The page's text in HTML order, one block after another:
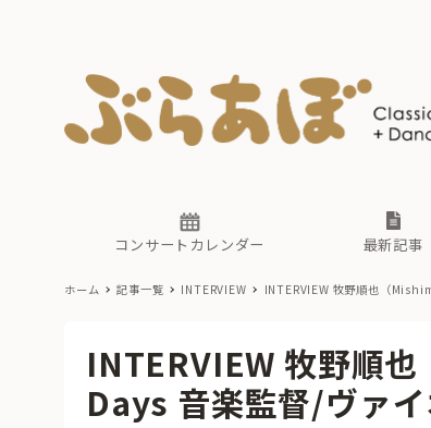
コンサートカレンダー 最新記事
あ
あ
ホーム 記事一覧 INTERVIEW INTERVIEW 牧野順也（
INTERVIEW 牧野順
Days 音楽監督/ヴァイ